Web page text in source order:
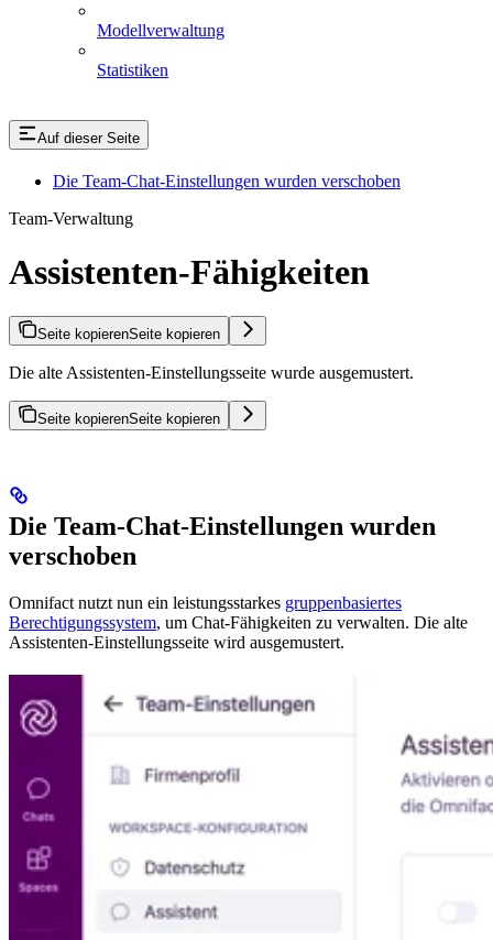
Modellverwaltung
Statistiken
Auf dieser Seite
Die Team-Chat-Einstellungen wurden verschoben
Team-Verwaltung
Assistenten-Fähigkeiten
Seite kopierenSeite kopieren
Die alte Assistenten-Einstellungsseite wurde ausgemustert.
Seite kopierenSeite kopieren
Die Team-Chat-Einstellungen wurden
verschoben
Omnifact nutzt nun ein leistungsstarkes gruppenbasiertes
Berechtigungssystem, um Chat-Fähigkeiten zu verwalten. Die alte
Assistenten-Einstellungsseite wird ausgemustert.